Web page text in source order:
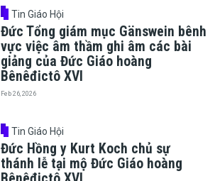
Tin Giáo Hội
Đức Tổng giám mục Gänswein bênh
vực việc âm thầm ghi âm các bài
giảng của Đức Giáo hoàng
Bênêđictô XVI
Feb 26, 2026
Tin Giáo Hội
Đức Hồng y Kurt Koch chủ sự
thánh lễ tại mộ Đức Giáo hoàng